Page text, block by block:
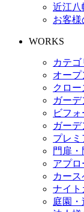
近江八
お客様
WORKS
カテ
オー
クロ
ガー
ビフ
ガーデ
プレミ
門扉・
アプロ
カース
ナイト
庭園・